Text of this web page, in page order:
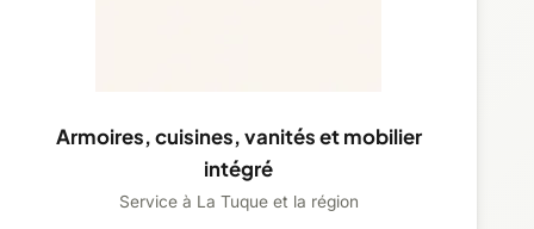
Armoires, cuisines, vanités et mobilier
intégré
Service à La Tuque et la région